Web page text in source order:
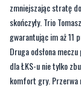
Druga odsłona
dla ŁKS-u nie tylko
komfort gry. Przerwa
oczekiwanej zmiany,
osiągając w pewnym
już 55:29 i znajdowali